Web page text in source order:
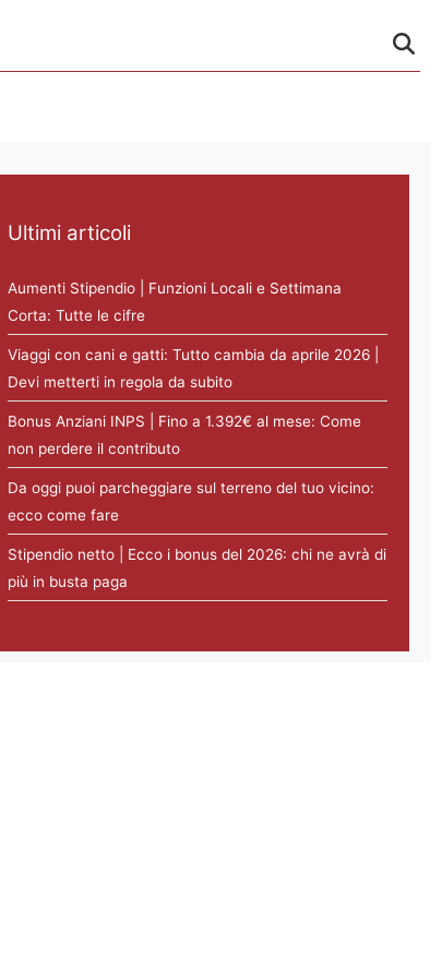
Ultimi articoli
Aumenti Stipendio | Funzioni Locali e Settimana
Corta: Tutte le cifre
Viaggi con cani e gatti: Tutto cambia da aprile 2026 |
Devi metterti in regola da subito
Bonus Anziani INPS | Fino a 1.392€ al mese: Come
non perdere il contributo
Da oggi puoi parcheggiare sul terreno del tuo vicino:
ecco come fare
Stipendio netto | Ecco i bonus del 2026: chi ne avrà di
più in busta paga